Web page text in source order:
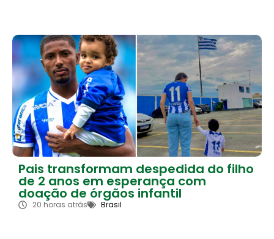
Pais transformam despedida do filho
de 2 anos em esperança com
doação de órgãos infantil
20 horas atrás Brasil